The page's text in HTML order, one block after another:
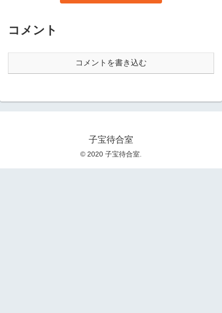
コメント
コメントを書き込む
子宝待合室
© 2020 子宝待合室.